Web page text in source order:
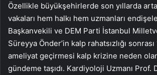
Özellikle büyükşehirlerde son yıllarda
vakaları hem halkı hem uzmanları
Başkanvekili ve DEM Parti İstanbul
Süreyya Önder’in kalp rahatsızlığı
ameliyat geçirmesi kalp krizine neden
gündeme taşıdı. Kardiyoloji Uzmanı Prof.